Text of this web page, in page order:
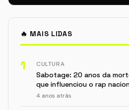
🔥 MAIS LIDAS
1 CULTURA
Sabotage: 20 anos da
que influenciou o rap
4 anos atrás